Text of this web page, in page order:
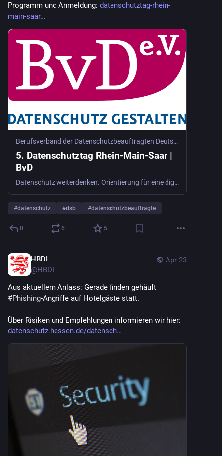
Programm und Anmeldung: datenschutztag-rhein-
main-saar
Berufsverband der Datenschutzbeauftragten Deutschlands (BvD) e.V.
5. Datenschutztag Rhein-Main-Saar |
BvD
Datenschutz weiterdenken. Orientierung für eine digitale Zukunft Die Digitalisierung hat in den vergangenen 25 Jahren Verwaltung, Wirtschaft und Gesellschaft grundlegend verändert – und sie entwickelt sich mit rasanter Geschwindigkeit weiter. Datenschutzbeauftragte stehen heute nicht mehr nur vor der Aufgabe, bestehende Datenverarbeitungsprozesse verantwortungsvoll zu begleiten, sondern müssen die digitale Gegenwart aktiv als Ausgangspunkt für die Zukunftsgestaltung ... 5. Datenschutztag Rhein-Main-Saar
#datenschutz #dsb #datenschutzbeauftragte
0 6 5
Apr 23
HBDI
@HBDI
#Phishing-Angriffe auf Hotelgäste statt.
Über Risiken und Empfehlungen informieren wir hier:
datenschutz.hessen.de/datensch